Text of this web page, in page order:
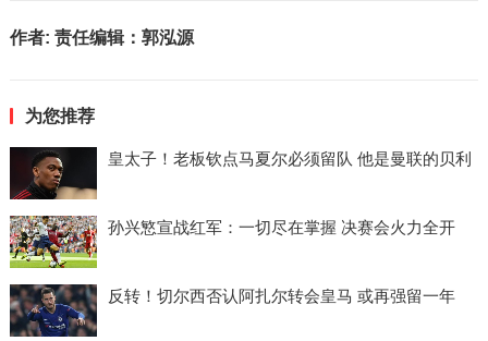
作者: 责任编辑：郭泓源
为您推荐
皇太子！老板钦点马夏尔必须留队 他是曼联的贝利
孙兴慜宣战红军：一切尽在掌握 决赛会火力全开
反转！切尔西否认阿扎尔转会皇马 或再强留一年